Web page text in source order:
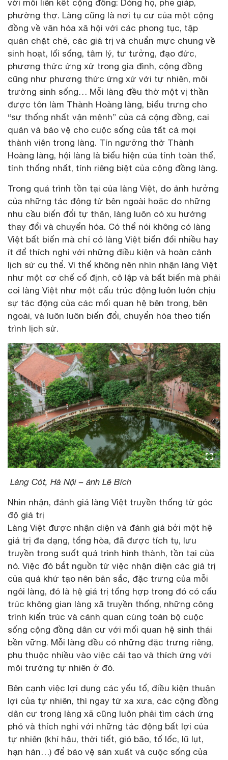
với mối liên kết cộng đồng: Dòng họ, phe giáp,
phường thợ. Làng cũng là nơi tụ cư của một cộng
đồng về văn hóa xã hội với các phong tục, tập
quán chặt chẽ, các giá trị và chuẩn mực chung về
sinh hoạt, lối sống, tâm lý, tư tưởng, đạo đức,
phương thức ứng xử trong gia đình, cộng đồng
cũng như phương thức ứng xử với tự nhiên, môi
trường sinh sống… Mỗi làng đều thờ một vị thần
được tôn làm Thành Hoàng làng, biểu trưng cho
“sự thống nhất vận mệnh” của cả cộng đồng, cai
quản và bảo vệ cho cuộc sống của tất cả mọi
thành viên trong làng. Tín ngưỡng thờ Thành
Hoàng làng, hội làng là biểu hiện của tính toàn thể,
tính thống nhất, tính riêng biệt của cộng đồng làng.
Trong quá trình tồn tại của làng Việt, do ảnh hưởng
của những tác động từ bên ngoài hoặc do những
nhu cầu biến đổi tự thân, làng luôn có xu hướng
thay đổi và chuyển hóa. Có thể nói không có làng
Việt bất biến mà chỉ có làng Việt biến đổi nhiều hay
ít để thích nghi với những điều kiện và hoàn cảnh
lịch sử cụ thể. Vì thế không nên nhìn nhận làng Việt
như một cơ chế cố định, cô lập và bất biến mà phải
coi làng Việt như một cấu trúc động luôn luôn chịu
sự tác động của các mối quan hệ bên trong, bên
ngoài, và luôn luôn biến đổi, chuyển hóa theo tiến
trình lịch sử.
Làng Cót, Hà Nội – ảnh Lê Bích
Nhìn nhận, đánh giá làng Việt truyền thống từ góc
độ giá trị
Làng Việt được nhận diện và đánh giá bởi một hệ
giá trị đa dạng, tổng hòa, đã được tích tụ, lưu
truyền trong suốt quá trình hình thành, tồn tại của
nó. Việc đó bắt nguồn từ việc nhận diện các giá trị
của quá khứ tạo nên bản sắc, đặc trưng của mỗi
ngôi làng, đó là hệ giá trị tổng hợp trong đó có cấu
trúc không gian làng xã truyền thống, những công
trình kiến trúc và cảnh quan cùng toàn bộ cuộc
sống cộng đồng dân cư với mối quan hệ sinh thái
bền vững. Mỗi làng đều có những đặc trưng riêng,
phụ thuộc nhiều vào việc cải tạo và thích ứng với
môi trường tự nhiên ở đó.
Bên cạnh việc lợi dụng các yếu tố, điều kiện thuận
lợi của tự nhiên, thì ngay từ xa xưa, các cộng đồng
dân cư trong làng xã cũng luôn phải tìm cách ứng
phó và thích nghi với những tác động bất lợi của
tự nhiên (khí hậu, thời tiết, gió bão, tố lốc, lũ lụt,
hạn hán…) để bảo vệ sản xuất và cuộc sống của